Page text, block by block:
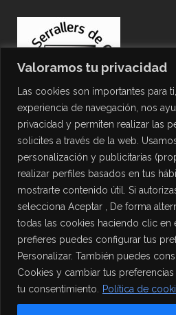
Valoramos tu privacidad
Las cookies son importantes para
experiencia de navegación, nos
privacidad y permiten realizar las
solicites a través de la web.
personalización y publicitarias
realizar perfiles basados en tus
mostrarte contenido útil. Si
selecciona Aceptar , De forma
todas las cookies haciendo clic en
prefieres puedes configurar tus
Personalizar. También puedes
Cookies y cambiar tus
tu consentimiento.
Política de
PROTECCIÓN DE DATOS
Política de Privacidad
Política de Cookies
Aviso Legal